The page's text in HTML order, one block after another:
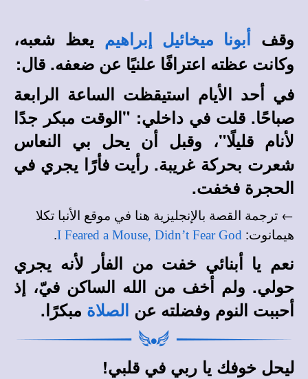
وقف أبونا ميخائيل إبراهيم
يعظ شعبه،
وكانت عظته اعترافًا علنيًا عن ضعفه. قال:
في أحد الأيام استيقظت الساعة الرابعة
صباحًا. قلت في داخلي: "الوقت مبكر جدًا
لأنام قليلًا"، وقبل أن يحل بي النعاس
شعرت بحركة غريبة. رأيت فأرًا يجري في
الحجرة فخفت.
← ترجمة القصة بالإنجليزية هنا في موقع الأنبا تكلا
هيمانوت:
I Feared a Mouse, Didn’t Fear God
.
نعم يا أبنائي خفت من الفأر لأنه يجري
حولي. ولم أخف من الله الساكن فيّ، إذ
أحببت النوم وفضلته عن
الصلاة مبكرًا.
ليحل خوفك يا ربي في قلبي!